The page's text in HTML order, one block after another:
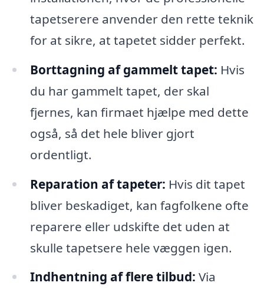
tapetserere anvender den rette teknik
for at sikre, at tapetet sidder perfekt.
Borttagning af gammelt tapet: Hvis
du har gammelt tapet, der skal
fjernes, kan firmaet hjælpe med dette
også, så det hele bliver gjort
ordentligt.
Reparation af tapeter: Hvis dit tapet
bliver beskadiget, kan fagfolkene ofte
reparere eller udskifte det uden at
skulle tapetsere hele væggen igen.
Indhentning af flere tilbud: Via